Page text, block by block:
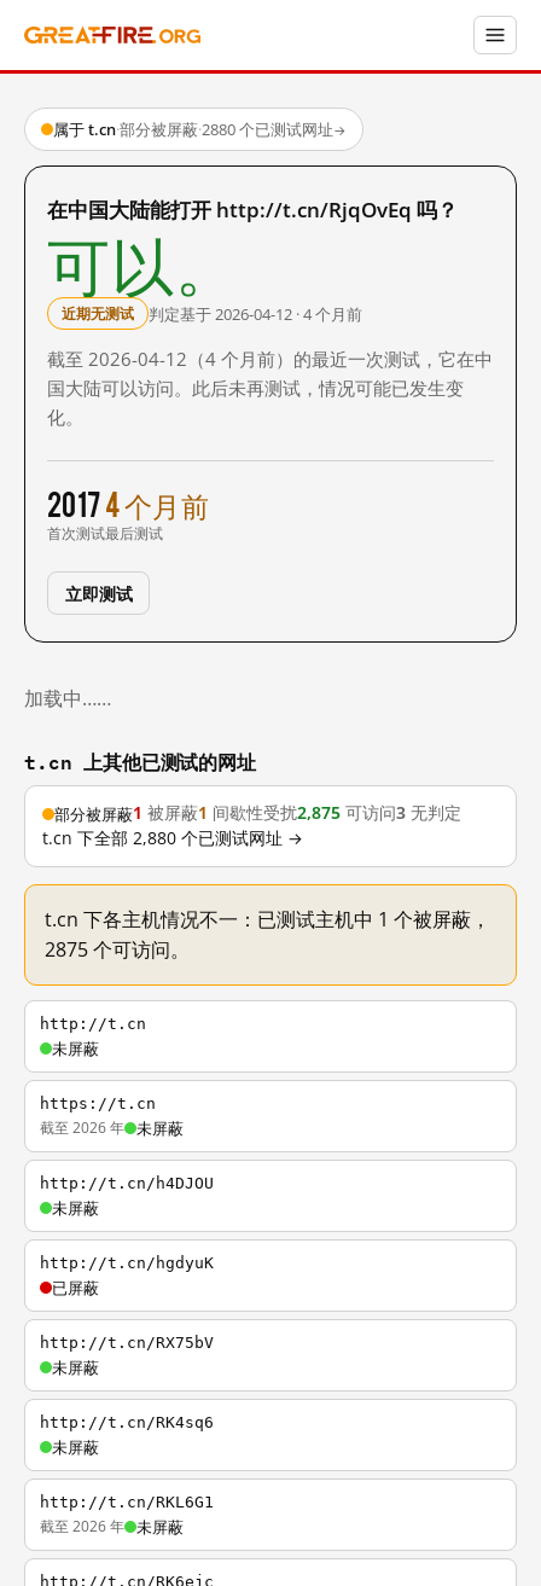
属于 t.cn·部分被屏蔽·2880 个已测试网址→
在中国大陆能打开 http://t.cn/RjqOvEq 吗？
可以。
近期无测试 判定基于 2026-04-12 · 4 个月前
截至 2026-04-12（4 个月前）的最近一次测试，它在中
国大陆可以访问。此后未再测试，情况可能已发生变
化。
2017
首次测试
4 个月前
最后测试
立即测试
加载中……
t.cn 上其他已测试的网址
部分被屏蔽1 被屏蔽1 间歇性受扰2,875 可访问3 无判定
t.cn 下全部 2,880 个已测试网址 →
t.cn 下各主机情况不一：已测试主机中 1 个被屏蔽，
2875 个可访问。
http://t.cn
未屏蔽
https://t.cn
截至 2026 年 未屏蔽
http://t.cn/h4DJOU
未屏蔽
http://t.cn/hgdyuK
已屏蔽
http://t.cn/RX75bV
未屏蔽
http://t.cn/RK4sq6
未屏蔽
http://t.cn/RKL6G1
截至 2026 年 未屏蔽
http://t.cn/RK6ejc